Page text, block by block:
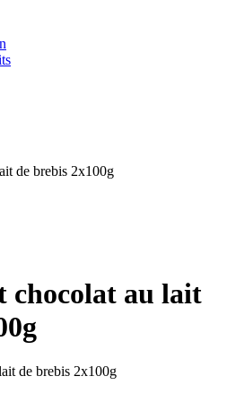
de brebis 2x100g
chocolat au lait